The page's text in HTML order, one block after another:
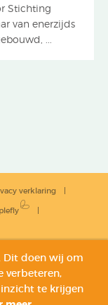
Stichting
van enerzijds
...
verklaring
Dit doen wij om
verbeteren,
te krijgen